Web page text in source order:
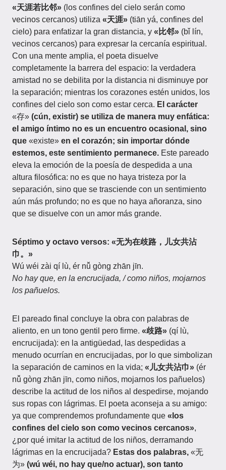
«天涯若比邻» (los confines del cielo serán como
vecinos cercanos) utiliza «天涯» (tiān yá, confines del
cielo) para enfatizar la gran distancia, y «比邻» (bǐ lín,
vecinos cercanos) para expresar la cercanía espiritual.
Con una mente amplia, el poeta disuelve
completamente la barrera del espacio: la verdadera
amistad no se debilita por la distancia ni disminuye por
la separación; mientras los corazones estén unidos, los
confines del cielo son como estar cerca. El carácter
«存» (cún, existir) se utiliza de manera muy enfática:
el amigo íntimo no es un encuentro ocasional, sino
que «existe» en el corazón; sin importar dónde
estemos, este sentimiento permanece. Este pareado
eleva la emoción de la poesía de despedida a una
altura filosófica: no es que no haya tristeza por la
separación, sino que se trasciende con un sentimiento
aún más profundo; no es que no haya añoranza, sino
que se disuelve con un amor más grande.
Séptimo y octavo versos: «无为在歧路，儿女共沾
巾。»
Wú wéi zài qí lù, ér nǚ gòng zhān jīn.
No hay que, en la encrucijada, / como niños, mojarnos
los pañuelos.
El pareado final concluye la obra con palabras de
aliento, en un tono gentil pero firme. «歧路» (qí lù,
encrucijada): en la antigüedad, las despedidas a
menudo ocurrían en encrucijadas, por lo que simbolizan
la separación de caminos en la vida; «儿女共沾巾» (ér
nǚ gòng zhān jīn, como niños, mojarnos los pañuelos)
describe la actitud de los niños al despedirse, mojando
sus ropas con lágrimas. El poeta aconseja a su amigo:
ya que comprendemos profundamente que «los
confines del cielo son como vecinos cercanos»,
¿por qué imitar la actitud de los niños, derramando
lágrimas en la encrucijada? Estas dos palabras, «无
为» (wú wéi, no hay que/no actuar), son tanto